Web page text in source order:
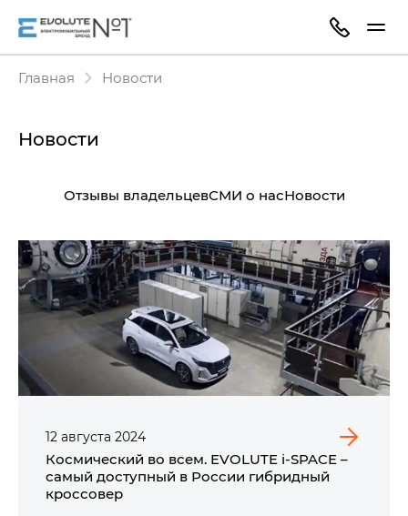
Главная Новости
Новости
Отзывы владельцевСМИ о насНовости
12 августа 2024
Космический во всем. EVOLUTE i‑SPACE –
самый доступный в России гибридный
кроссовер